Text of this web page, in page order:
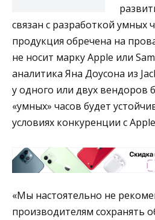
связан с разработкой умных
продукция обречена на
не носит марку Apple или
аналитика Яна Доусона из
у одного или двух вендоров
«умных» часов будет
условиях конкуренции с
«Мы настоятельно не
производителям сохранять